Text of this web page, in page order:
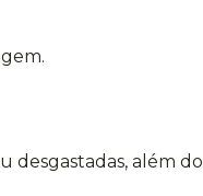
desgastadas, além do